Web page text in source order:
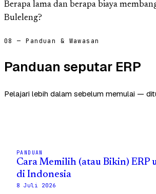
Berapa lama dan berapa biaya
Buleleng?
08 — Panduan & Wawasan
Panduan seputar ERP
Pelajari lebih dalam sebelum memulai —
PANDUAN
Cara Memilih (atau Bikin) ERP
di Indonesia
8 Juli 2026